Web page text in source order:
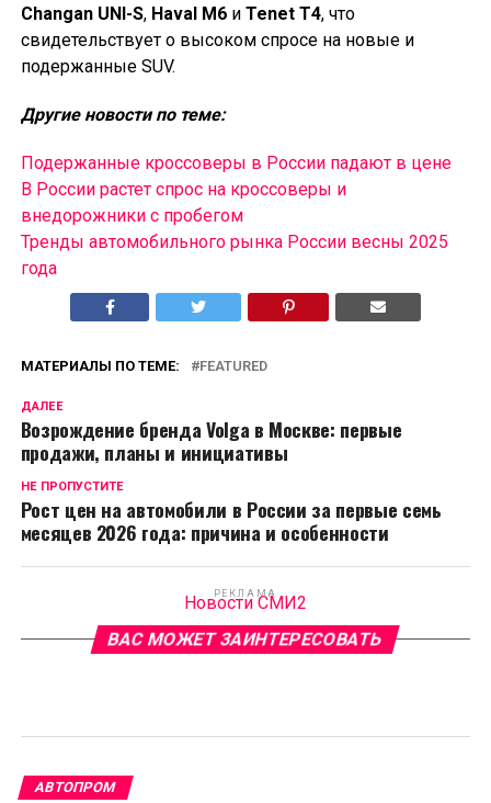
Changan UNI-S, Haval M6и Tenet T4, что
свидетельствует о высоком спросе на новые и
подержанные SUV.
Другие новости по теме:
Подержанные кроссоверы в России падают в цене
В России растет спрос на кроссоверы и
внедорожники с пробегом
Тренды автомобильного рынка России весны 2025
года
МАТЕРИАЛЫ ПО ТЕМЕ: FEATURED
ДАЛЕЕ
Возрождение бренда Volga в Москве: первые
продажи, планы и инициативы
НЕ ПРОПУСТИТЕ
Рост цен на автомобили в России за первые семь
месяцев 2026 года: причина и особенности
РЕКЛАМА
Новости СМИ2
ВАС МОЖЕТ ЗАИНТЕРЕСОВАТЬ
АВТОПРОМ